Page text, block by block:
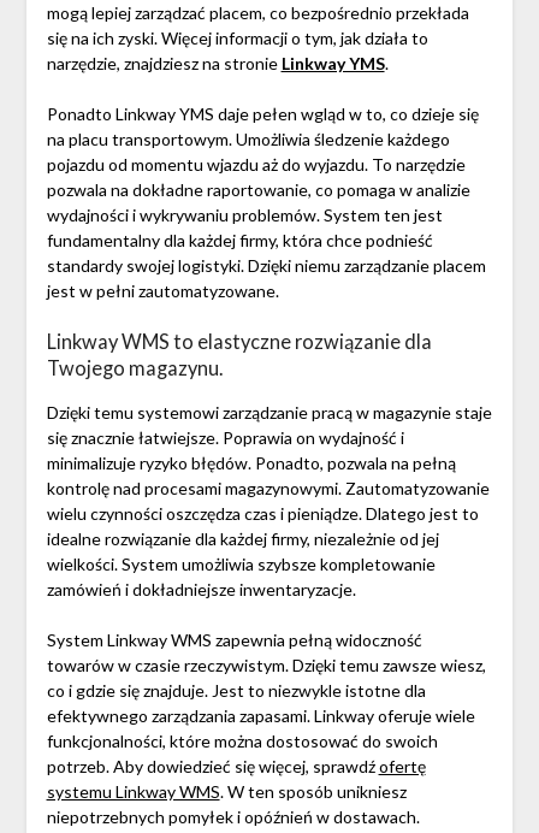
mogą lepiej zarządzać placem, co bezpośrednio przekłada
się na ich zyski. Więcej informacji o tym, jak działa to
narzędzie, znajdziesz na stronie Linkway YMS.
Ponadto Linkway YMS daje pełen wgląd w to, co dzieje się
na placu transportowym. Umożliwia śledzenie każdego
pojazdu od momentu wjazdu aż do wyjazdu. To narzędzie
pozwala na dokładne raportowanie, co pomaga w analizie
wydajności i wykrywaniu problemów. System ten jest
fundamentalny dla każdej firmy, która chce podnieść
standardy swojej logistyki. Dzięki niemu zarządzanie placem
jest w pełni zautomatyzowane.
Linkway WMS to elastyczne rozwiązanie dla
Twojego magazynu.
Dzięki temu systemowi zarządzanie pracą w magazynie staje
się znacznie łatwiejsze. Poprawia on wydajność i
minimalizuje ryzyko błędów. Ponadto, pozwala na pełną
kontrolę nad procesami magazynowymi. Zautomatyzowanie
wielu czynności oszczędza czas i pieniądze. Dlatego jest to
idealne rozwiązanie dla każdej firmy, niezależnie od jej
wielkości. System umożliwia szybsze kompletowanie
zamówień i dokładniejsze inwentaryzacje.
System Linkway WMS zapewnia pełną widoczność
towarów w czasie rzeczywistym. Dzięki temu zawsze wiesz,
co i gdzie się znajduje. Jest to niezwykle istotne dla
efektywnego zarządzania zapasami. Linkway oferuje wiele
funkcjonalności, które można dostosować do swoich
potrzeb. Aby dowiedzieć się więcej, sprawdźofertę
systemu Linkway WMS. W ten sposób unikniesz
niepotrzebnych pomyłek i opóźnień w dostawach.